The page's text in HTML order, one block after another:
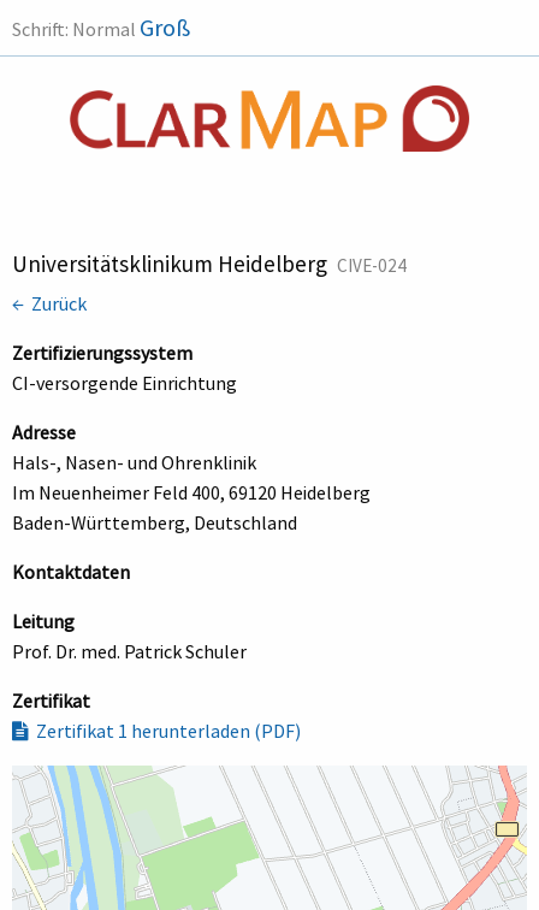
Schrift: Normal Groß
Universitätsklinikum Heidelberg CIVE-024
← Zurück
Zertifizierungssystem
CI-versorgende Einrichtung
Adresse
Hals-, Nasen- und Ohrenklinik
Im Neuenheimer Feld 400, 69120 Heidelberg
Baden-Württemberg, Deutschland
Kontaktdaten
Leitung
Prof. Dr. med. Patrick Schuler
Zertifikat
Zertifikat 1 herunterladen (PDF)